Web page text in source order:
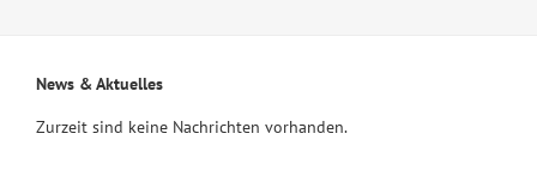
News & Aktuelles
Zurzeit sind keine Nachrichten vorhanden.